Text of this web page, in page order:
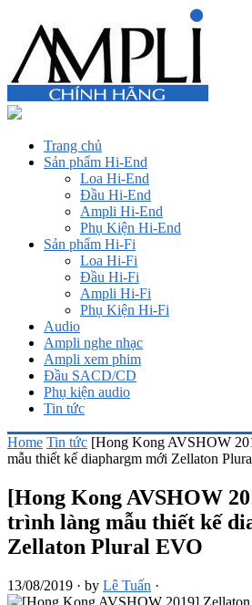
Trang chủ
Sản phẩm Hi-End
Loa Hi-End
Đầu Hi-End
Ampli Hi-End
Phụ Kiện Hi-End
Sản phẩm Hi-Fi
Loa Hi-Fi
Đầu Hi-Fi
Ampli Hi-Fi
Phụ Kiện Hi-Fi
Audio
Ampli nghe nhạc
Ampli xem phim
Đầu SACD/CD
Phụ kiện audio
Tin tức
Home Tin tức [Hong Kong AVSHOW
mẫu thiết kế diaphargm mới Zellaton
[Hong Kong AVSHOW
trình làng mẫu thiết kế
Zellaton Plural EVO
13/08/2019 · by Lê Tuấn ·